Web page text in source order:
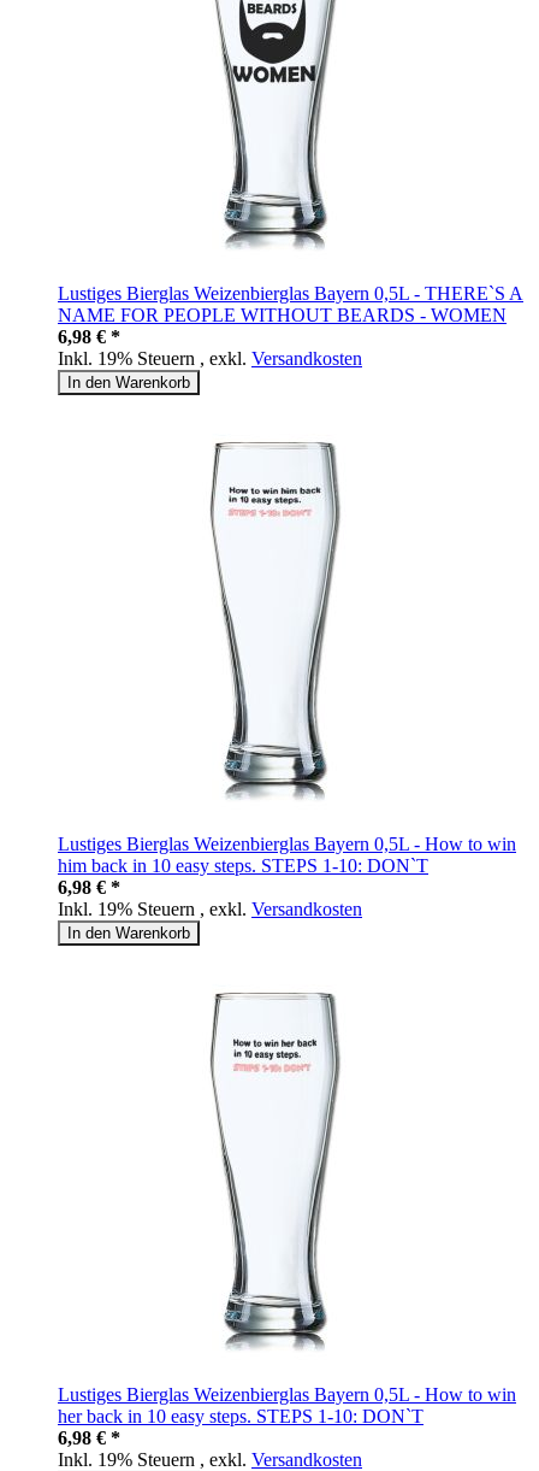
Lustiges Bierglas Weizenbierglas Bayern 0,5L - THERE`S A
NAME FOR PEOPLE WITHOUT BEARDS - WOMEN
6,98 € *
Inkl. 19% Steuern , exkl. Versandkosten
In den Warenkorb
Lustiges Bierglas Weizenbierglas Bayern 0,5L - How to win
him back in 10 easy steps. STEPS 1-10: DON`T
6,98 € *
Inkl. 19% Steuern , exkl. Versandkosten
In den Warenkorb
Lustiges Bierglas Weizenbierglas Bayern 0,5L - How to win
her back in 10 easy steps. STEPS 1-10: DON`T
6,98 € *
Inkl. 19% Steuern , exkl. Versandkosten